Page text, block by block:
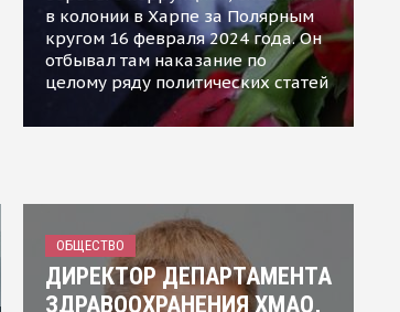
в колонии в Харпе за Полярным
кругом 16 февраля 2024 года. Он
отбывал там наказание по
целому ряду политических статей
ОБЩЕСТВО
ДИРЕКТОР ДЕПАРТАМЕНТА
ЗДРАВООХРАНЕНИЯ ХМАО,